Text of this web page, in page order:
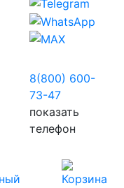
8(800) 600-
73-47
показать
телефон